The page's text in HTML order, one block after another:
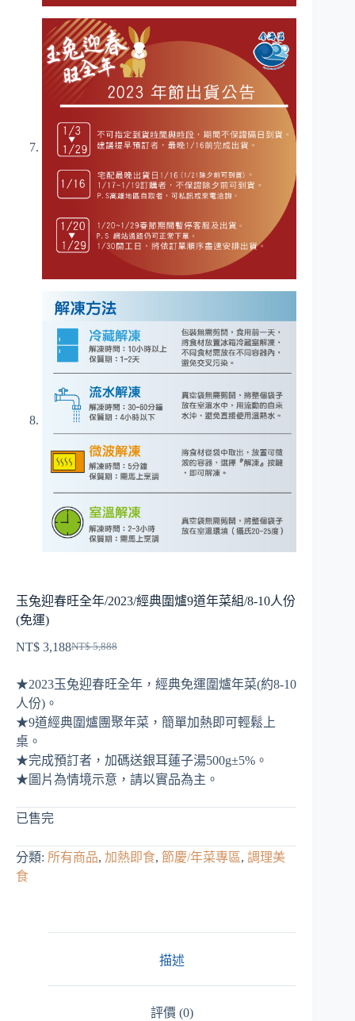
玉兔迎春旺全年/2023/經典圍爐9道年菜組/8-10人份
(免運)
NT$5,888
始
價
格：
NT$ 5,888。
NT$ 3,188
前
價
格：
NT$ 3,188。
★2023玉兔迎春旺全年，經典免運圍爐年菜(約8-10
人份)。
★9道經典圍爐團聚年菜，簡單加熱即可輕鬆上
桌。
★完成預訂者，加碼送銀耳蓮子湯500g±5%。
★圖片為情境示意，請以實品為主。
已售完
分類: 所有商品, 加熱即食, 節慶/年菜專區, 調理美
食
描述
評價 (0)